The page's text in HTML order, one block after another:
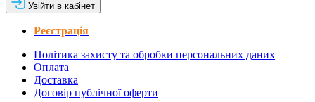
Увійти в кабінет
Реєстрація
Політика захисту та обробки персональних даних
Оплата
Доставка
Договір публічної оферти